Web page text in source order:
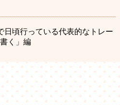
日頃行っている代表的なトレー
く」編